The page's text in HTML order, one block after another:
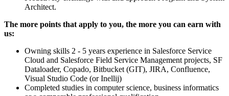
Architect.
The more points that apply to you, the more you can earn with
us:
Owning skills 2 - 5 years experience in Salesforce Service
Cloud and Salesforce Field Service Management projects, SF
Dataloader, Copado, Bitbucket (GIT), JIRA, Confluence,
Visual Studio Code (or Inellij)
Completed studies in computer science, business informatics